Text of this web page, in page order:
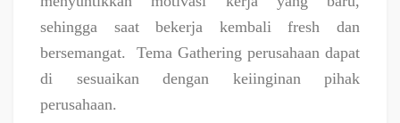
sehingga saat bekerja kembali fresh dan
bersemangat.
Tema Gathering perusahaan dapat
di sesuaikan dengan keiinginan pihak
perusahaan.